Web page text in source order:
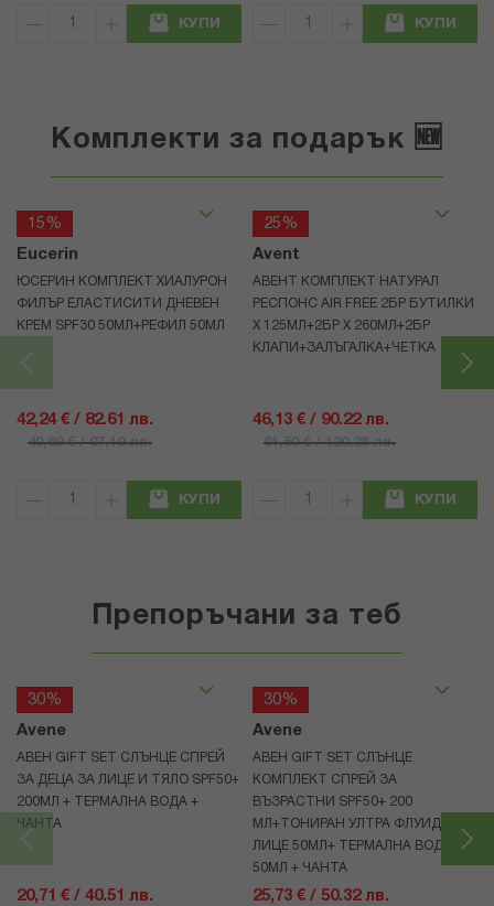
КУПИ КУПИ
Комплекти за подарък 🆕
15%
Eucerin
ЮСЕРИН КОМПЛЕКТ ХИАЛУРОН
ФИЛЪР ЕЛАСТИСИТИ ДНЕВЕН
КРЕМ SPF30 50МЛ+РЕФИЛ 50МЛ
42,24 € / 82.61 лв.
49,69 € / 97.19 лв.
КУПИ
25%
Avent
АВЕНТ КОМПЛЕКТ НАТУРАЛ
РЕСПОНС AIR FREE 2БР БУТИЛКИ
Х 125МЛ+2БР Х 260МЛ+2БР
КЛАПИ+ЗАЛЪГАЛКА+ЧЕТКА
46,13 € / 90.22 лв.
61,50 € / 120.28 лв.
КУПИ
Препоръчани за теб
30%
Avene
АВЕН GIFT SET СЛЪНЦЕ СПРЕЙ
ЗА ДЕЦА ЗА ЛИЦЕ И ТЯЛО SPF50+
200МЛ + ТЕРМАЛНА ВОДА +
ЧАНТА
20,71 € / 40.51 лв.
30%
Avene
АВЕН GIFT SET СЛЪНЦЕ
КОМПЛЕКТ СПРЕЙ ЗА
ВЪЗРАСТНИ SPF50+ 200
МЛ+ТОНИРАН УЛТРА ФЛУИД ЗА
ЛИЦЕ 50МЛ+ ТЕРМАЛНА ВОДА
50МЛ + ЧАНТА
25,73 € / 50.32 лв.